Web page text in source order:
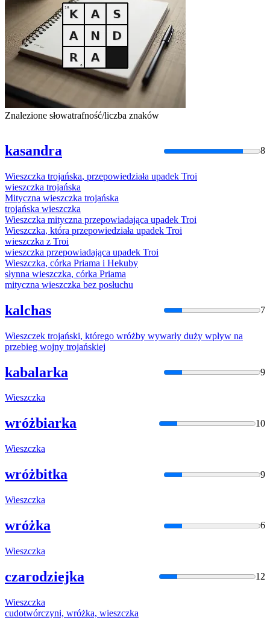
Znalezione słowatrafność/liczba znaków
kasandra 8
Wieszczka trojańska, przepowiedziała upadek Troi
wieszczka trojańska
Mityczna wieszczka trojańska
trojańska wieszczka
Wieszczka mityczna przepowiadająca upadek Troi
Wieszczka, która przepowiedziała upadek Troi
wieszczka z Troi
wieszczka przepowiadająca upadek Troi
Wieszczka, córka Priama i Hekuby
słynna wieszczka, córka Priama
mityczna wieszczka bez posłuchu
kalchas 7
Wieszczek trojański, którego wróżby wywarły duży wpływ na
przebieg wojny trojańskiej
kabalarka 9
Wieszczka
wróżbiarka 10
Wieszczka
wróżbitka 9
Wieszczka
wróżka 6
Wieszczka
czarodziejka 12
Wieszczka
cudotwórczyni, wróżka, wieszczka